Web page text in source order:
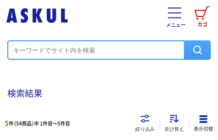
カゴ
メニュー
検索結果
5件（54商品）中 1件目～5件目
絞り込み 並び替え 表示切替